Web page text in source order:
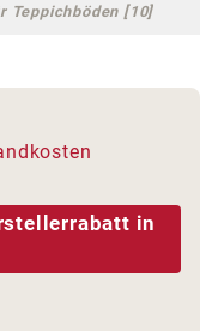
Teppichböden [10]
in